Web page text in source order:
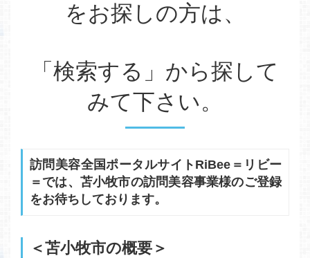
をお探しの方は、
「検索する」から探して
みて下さい。
訪問美容全国ポータルサイトRiBee＝リビー
＝では、苫小牧市の訪問美容事業様のご登録
をお待ちしております。
＜苫小牧市の概要＞